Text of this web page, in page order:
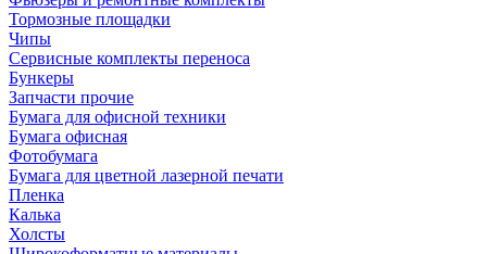
Тормозные площадки
Чипы
Сервисные комплекты переноса
Бункеры
Запчасти прочие
Бумага для офисной техники
Бумага офисная
Фотобумага
Бумага для цветной лазерной печати
Пленка
Калька
Холсты